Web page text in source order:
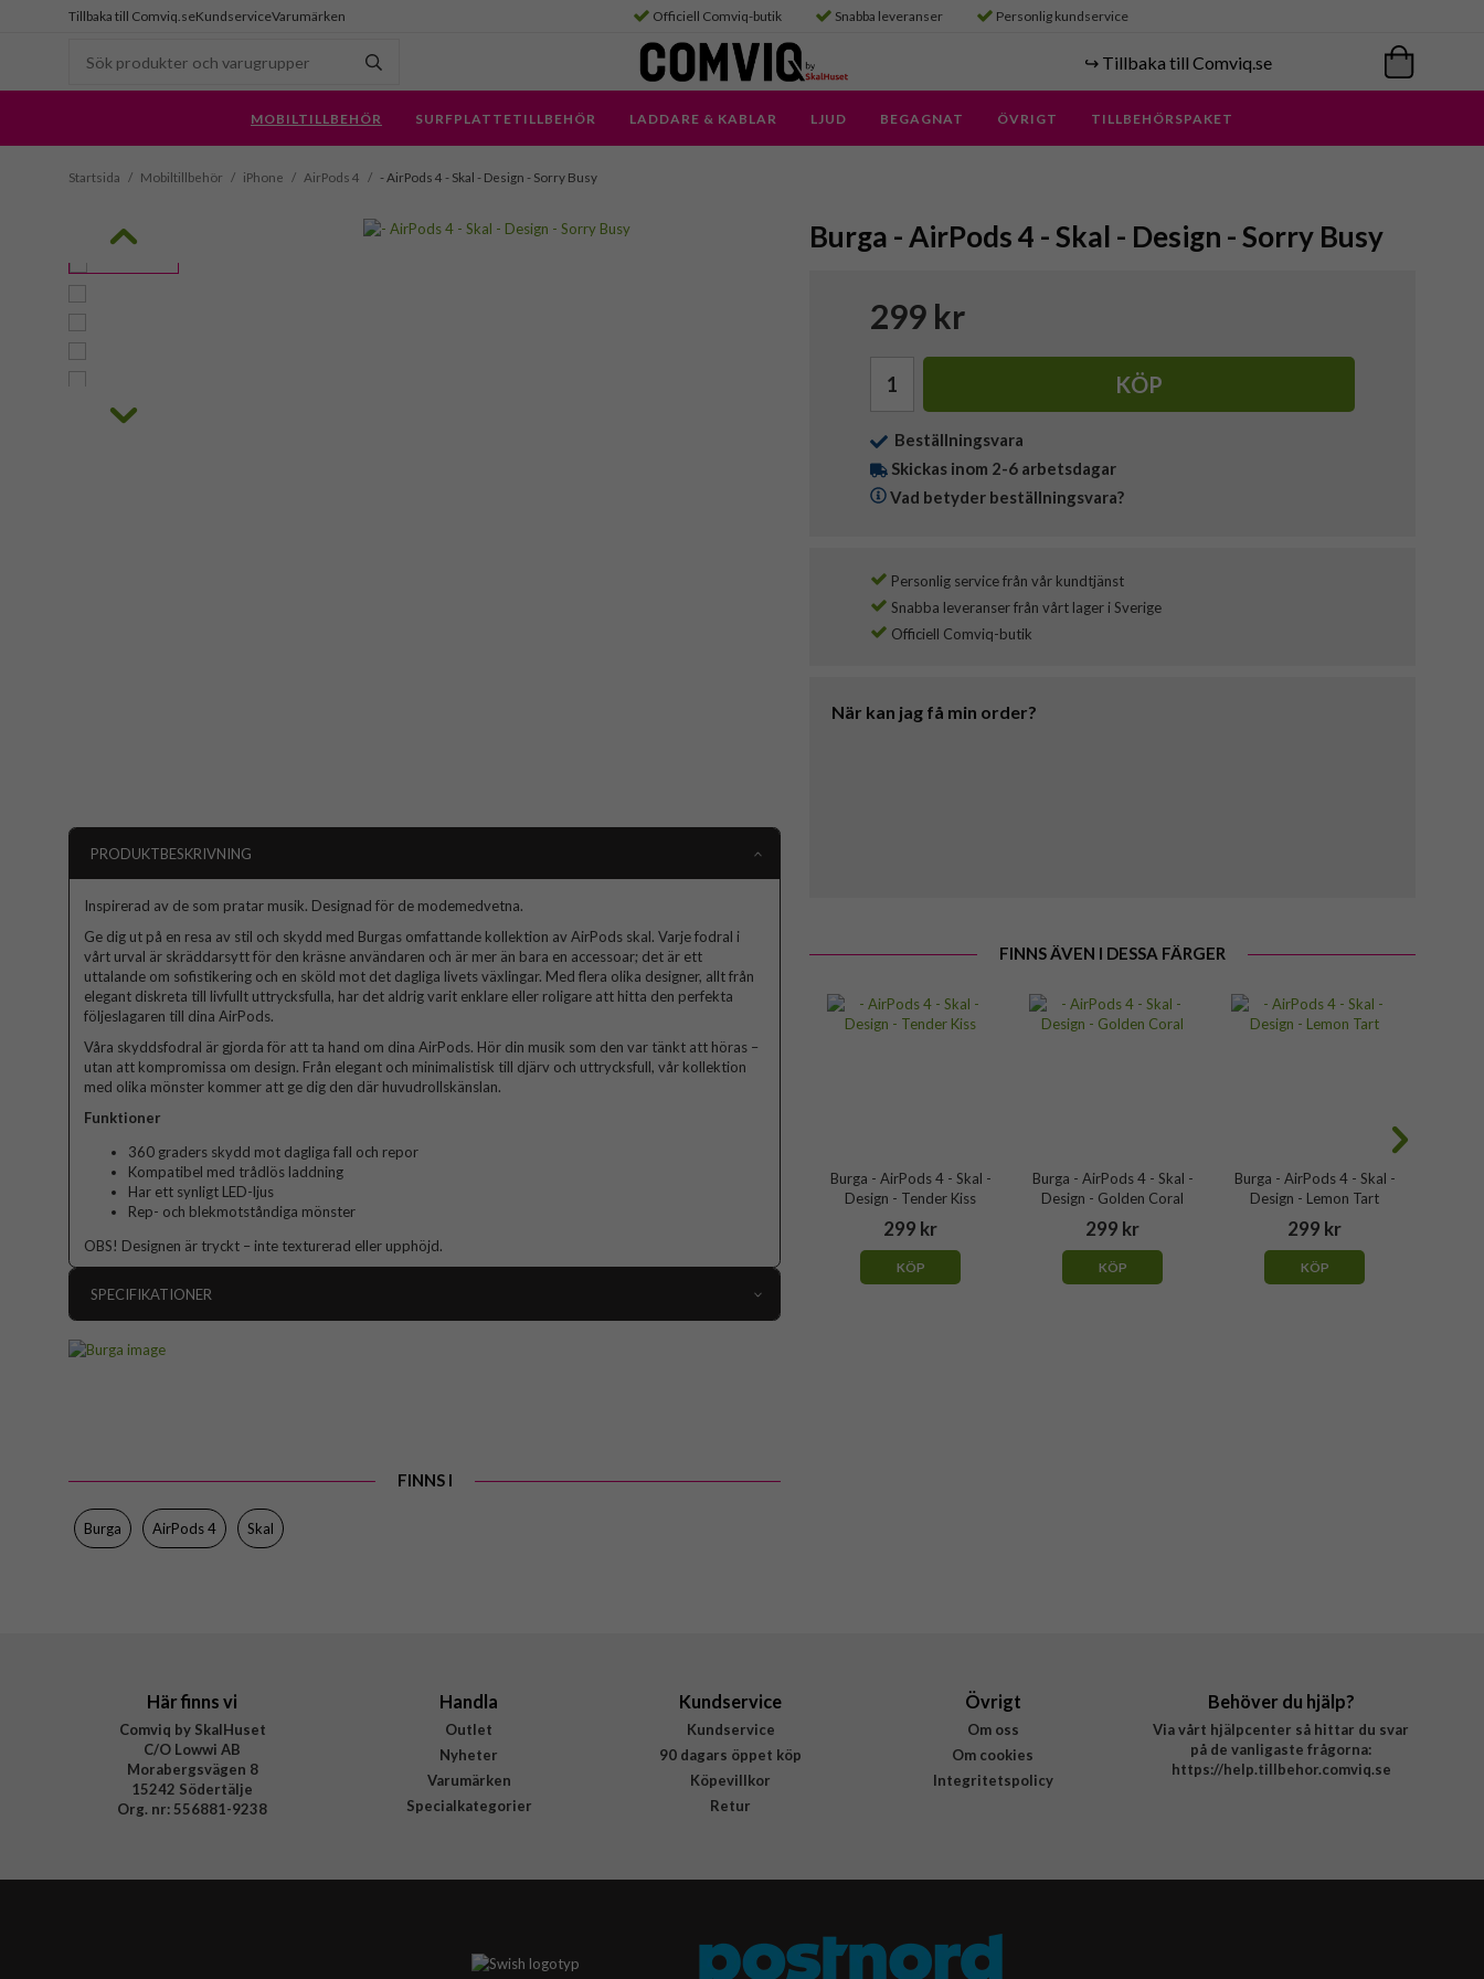
Tillbaka till Comviq.seKundserviceVarumärken Officiell Comviq-butik Snabba leveranser Personlig kundservice
↪️ Tillbaka till Comviq.se
MOBILTILLBEHÖR SURFPLATTETILLBEHÖR LADDARE & KABLAR LJUD BEGAGNAT ÖVRIGT TILLBEHÖRSPAKET
Startsida / Mobiltillbehör / iPhone / AirPods 4 / - AirPods 4 - Skal - Design - Sorry Busy
Burga - AirPods 4 - Skal - Design - Sorry Busy
299 kr
KÖP
Beställningsvara
Skickas inom 2-6 arbetsdagar
Vad betyder beställningsvara?
Personlig service från vår kundtjänst
Snabba leveranser från vårt lager i Sverige
Officiell Comviq-butik
När kan jag få min order?
FINNS ÄVEN I DESSA FÄRGER
Burga - AirPods 4 - Skal -
Design - Tender Kiss
299 kr
KÖP
Burga - AirPods 4 - Skal -
Design - Golden Coral
299 kr
KÖP
Burga - AirPods 4 - Skal -
Design - Lemon Tart
299 kr
KÖP
PRODUKTBESKRIVNING
Inspirerad av de som pratar musik. Designad för de modemedvetna.
Ge dig ut på en resa av stil och skydd med Burgas omfattande kollektion av AirPods skal. Varje fodral i
vårt urval är skräddarsytt för den kräsne användaren och är mer än bara en accessoar; det är ett
uttalande om sofistikering och en sköld mot det dagliga livets växlingar. Med flera olika designer, allt från
elegant diskreta till livfullt uttrycksfulla, har det aldrig varit enklare eller roligare att hitta den perfekta
följeslagaren till dina AirPods.
Våra skyddsfodral är gjorda för att ta hand om dina AirPods. Hör din musik som den var tänkt att höras –
utan att kompromissa om design. Från elegant och minimalistisk till djärv och uttrycksfull, vår kollektion
med olika mönster kommer att ge dig den där huvudrollskänslan.
Funktioner
360 graders skydd mot dagliga fall och repor
Kompatibel med trådlös laddning
Har ett synligt LED-ljus
Rep- och blekmotståndiga mönster
OBS! Designen är tryckt – inte texturerad eller upphöjd.
SPECIFIKATIONER
Material
Hårdplast (PC)
Varumärke
Tillverkarens art nr
FINNS I
Burga AirPods 4 Skal
Här finns vi
Comviq by SkalHuset
C/O Lowwi AB
Morabergsvägen 8
15242 Södertälje
Org. nr: 556881-9238
Handla
Outlet
Nyheter
Varumärken
Specialkategorier
Kundservice
Kundservice
90 dagars öppet köp
Köpevillkor
Retur
Övrigt
Om oss
Om cookies
Integritetspolicy
Behöver du hjälp?
Via vårt hjälpcenter så hittar du svar
på de vanligaste frågorna:
https://help.tillbehor.comviq.se